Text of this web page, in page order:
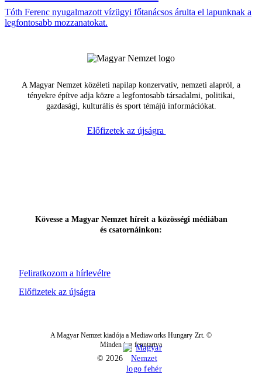
Tóth Ferenc nyugalmazott vízügyi főtanácsos árulta el lapunknak a
legfontosabb mozzanatokat.
A Magyar Nemzet közéleti napilap konzervatív, nemzeti alapról, a
tényekre építve adja közre a legfontosabb társadalmi, politikai,
gazdasági, kulturális és sport témájú információkat.
Előfizetek az újságra
Feliratkozom a hírlevélre
Kövesse a Magyar Nemzet híreit a közösségi médiában
és csatornáinkon:
Előfizetek az újságra
A Magyar Nemzet kiadója a Mediaworks Hungary Zrt. ©
Minden jog fenntartva
© 2026